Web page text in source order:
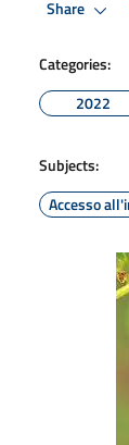
Share
Categories:
2022
Subjects:
Accesso